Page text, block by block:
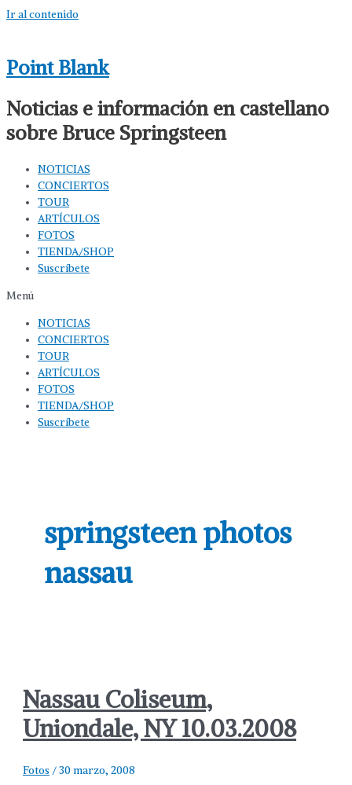
Ir al contenido
Point Blank
Noticias e información en castellano
sobre Bruce Springsteen
NOTICIAS
CONCIERTOS
TOUR
ARTÍCULOS
FOTOS
TIENDA/SHOP
Suscríbete
Menú
NOTICIAS
CONCIERTOS
TOUR
ARTÍCULOS
FOTOS
TIENDA/SHOP
Suscríbete
springsteen photos
nassau
Nassau Coliseum,
Uniondale, NY 10.03.2008
Fotos /30 marzo, 2008